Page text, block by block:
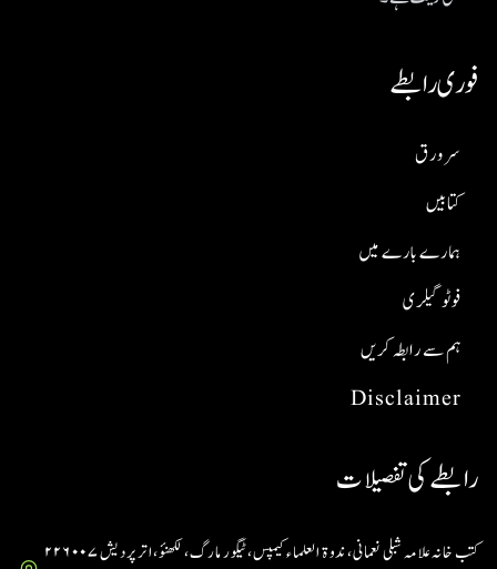
فوری رابطے
Disclaimer
ہم سے رابطہ کریں
فوٹو گیلری
ہمارے بارے میں
کتابیں
سر ورق
رابطے کی تفصیلات
کتب خانہ علامہ شبلی نعمانی، ندوۃ العلماء کیمپس، ٹیگور مارگ، لکھنؤ، اتر پردیش ۲۲۶۰۰۷